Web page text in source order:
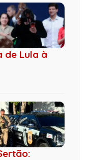
de Lula à